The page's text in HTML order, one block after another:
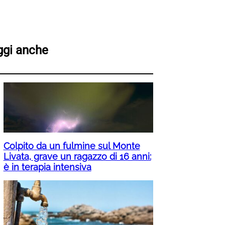
anche
Colpito da un fulmine sul Monte
Livata, grave un ragazzo di 16 anni:
è in terapia intensiva